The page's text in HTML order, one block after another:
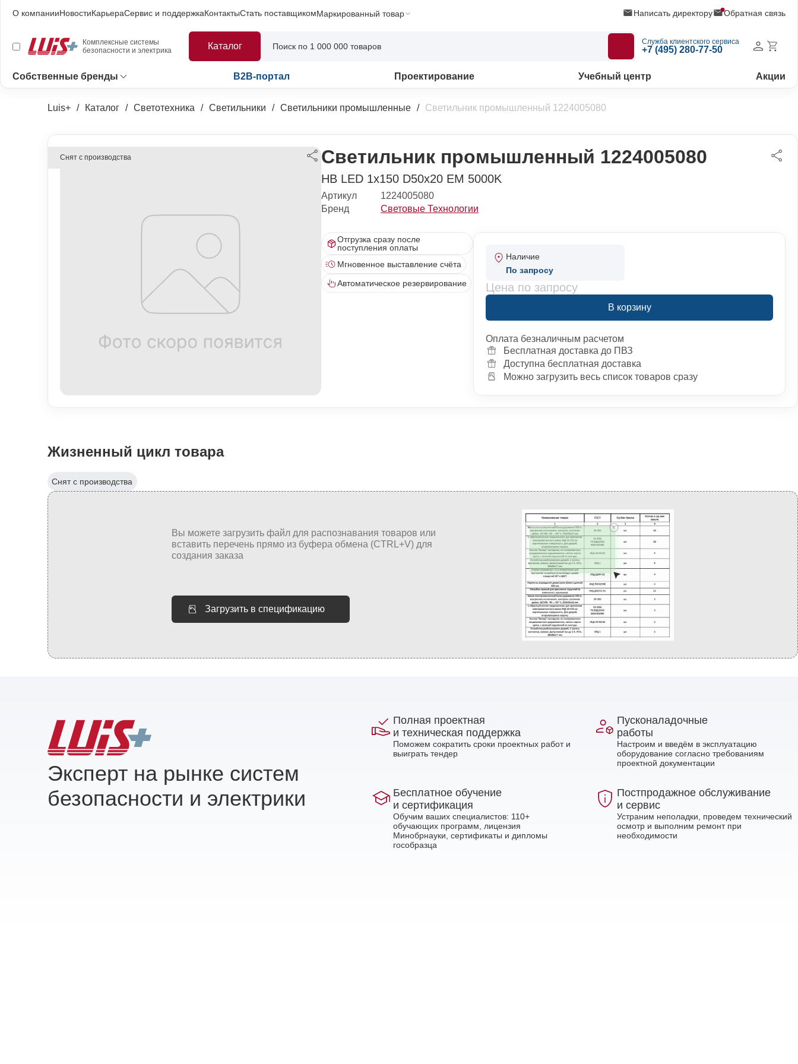
О компанииНовостиКарьераСервис и поддержкаКонтактыСтать поставщикомМаркированный товар Написать директору Обратная связь
Комплексные системы
безопасности и электрика
Каталог Служба клиентского сервиса
+7 (495) 280-77-50
Собственные бренды B2B-портал Проектирование Учебный центр Акции
Luis+ Каталог Светотехника Светильники Светильники промышленные Светильник промышленный 1224005080
Снят с производства Светильник промышленный 1224005080
HB LED 1x150 D50x20 EM 5000K
Артикул
1224005080
Бренд
Световые Технологии
Отгрузка сразу после
поступления оплаты
Мгновенное выставление счёта
Автоматическое резервирование
Наличие
По запросу
Цена по запросу
В корзину
Оплата безналичным расчетом
Бесплатная доставка до ПВЗ
Доступна бесплатная доставка
Можно загрузить весь список товаров сразу
Жизненный цикл товара
Снят с производства
Загрузить в спецификацию
Эксперт на рынке систем
безопасности и электрики
Полная проектная
и техническая поддержка
Поможем сократить сроки проектных работ и
выиграть тендер
Пусконаладочные
работы
Настроим и введём в эксплуатацию
оборудование согласно требованиям
проектной документации
Бесплатное обучение
и сертификация
Обучим ваших специалистов: 110+
обучающих программ, лицензия
Минобрнауки, сертификаты и дипломы
гособразца
Постпродажное обслуживание
и сервис
Устраним неполадки, проведем технический
осмотр и выполним ремонт при
необходимости